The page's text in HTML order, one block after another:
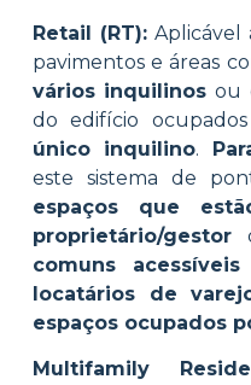
Retail (RT):Aplicável
pavimentos e áreas
vários inquilinosou
do edifício
único inquilino.
este sistema de
espaços que
proprietário/gestor
comuns
locatários de
espaços ocupados
Multifamily